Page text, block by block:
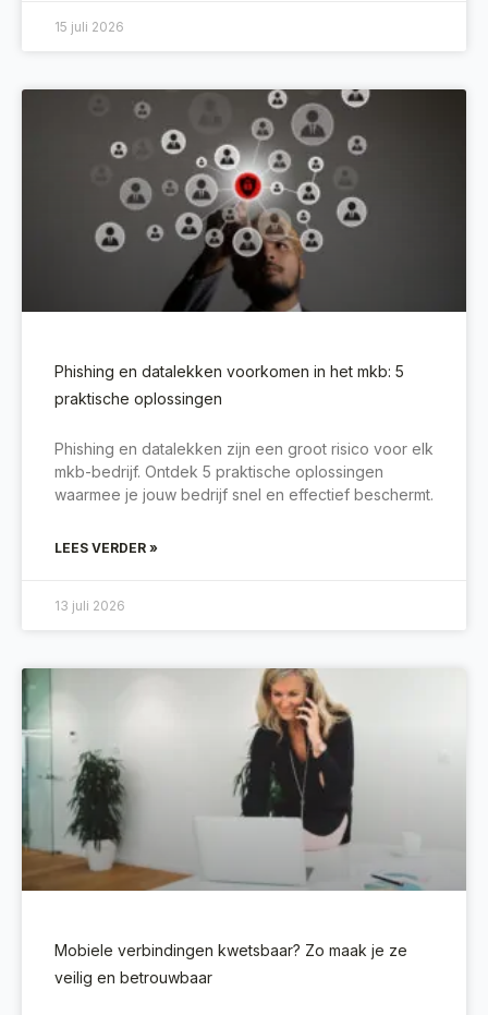
15 juli 2026
Phishing en datalekken voorkomen in het mkb: 5
praktische oplossingen
Phishing en datalekken zijn een groot risico voor elk
mkb-bedrijf. Ontdek 5 praktische oplossingen
waarmee je jouw bedrijf snel en effectief beschermt.
LEES VERDER »
13 juli 2026
Mobiele verbindingen kwetsbaar? Zo maak je ze
veilig en betrouwbaar